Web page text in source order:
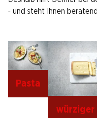
- und steht Ihnen
Pasta
würziger